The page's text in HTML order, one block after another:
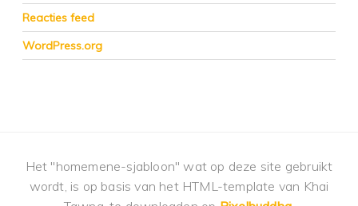
Reacties feed
WordPress.org
Het "homemene-sjabloon" wat op deze site gebruikt
wordt, is op basis van het HTML-template van Khai